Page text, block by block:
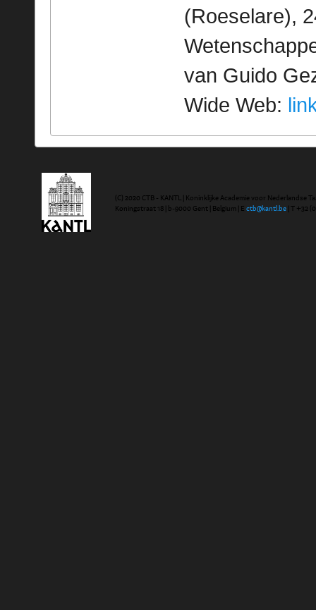
(Roeselare),
van Guido
Wide Web:
(C) 2020 CTB - KANTL | Koninklijke Academie voor Nederlandse
Koningstraat 18 | b-9000 Gent | Belgium | E ctb@kantl.be | T +32